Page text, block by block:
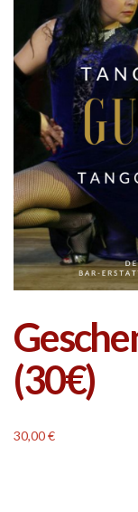
(30€)
30,00€